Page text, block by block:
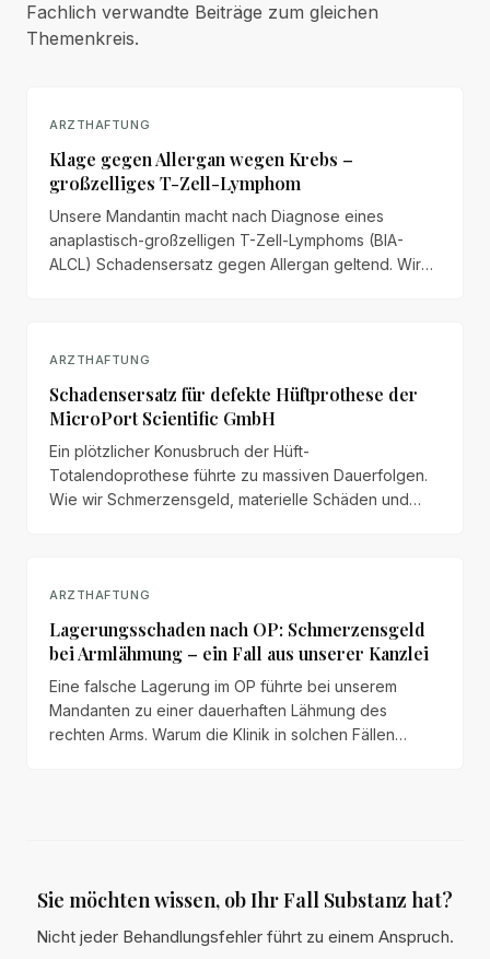
Fachlich verwandte Beiträge zum gleichen
Themenkreis.
ARZTHAFTUNG
Klage gegen Allergan wegen Krebs –
großzelliges T-Zell-Lymphom
Unsere Mandantin macht nach Diagnose eines
anaplastisch-großzelligen T-Zell-Lymphoms (BIA-
ALCL) Schadensersatz gegen Allergan geltend. Wir
ARZTHAFTUNG
Schadensersatz für defekte Hüftprothese der
MicroPort Scientific GmbH
Ein plötzlicher Konusbruch der Hüft-
Totalendoprothese führte zu massiven Dauerfolgen.
Wie wir Schmerzensgeld, materielle Schäden und
ARZTHAFTUNG
Lagerungsschaden nach OP: Schmerzensgeld
bei Armlähmung – ein Fall aus unserer Kanzlei
Eine falsche Lagerung im OP führte bei unserem
Mandanten zu einer dauerhaften Lähmung des
rechten Arms. Warum die Klinik in solchen Fällen
Sie möchten wissen, ob Ihr Fall Substanz hat?
Nicht jeder Behandlungsfehler führt zu einem Anspruch.